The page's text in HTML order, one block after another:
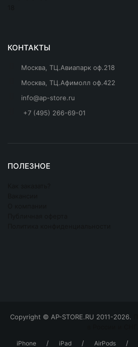
КОНТАКТЫ
Москва, ТЦ.Авиапарк оф.218
Москва, ТЦ.Афимолл оф.422
info@ap-store.ru
+7 (495) 266-69-01
ПОЛЕЗНОЕ
Copyright © AP-STORE.RU 2011-2026.
iPhone / iPad / AirPods /